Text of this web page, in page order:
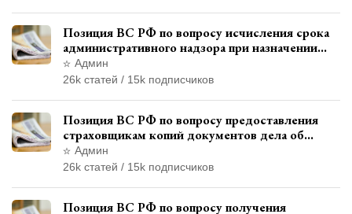
Позиция ВС РФ по вопросу исчисления срока
административного надзора при назначении
дополнительного наказания, отличного от
ограничения свободы
Админ
26k статей / 15k подписчиков
Позиция ВС РФ по вопросу предоставления
страховщикам копий документов дела об
административном правонарушении для
автотехнической экспертизы
Админ
26k статей / 15k подписчиков
Позиция ВС РФ по вопросу получения